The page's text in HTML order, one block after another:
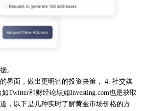
。
界面，做出更明智的投资决策， 4. 社交媒
Twitter和财经论坛如Investing.com也是获取
，以下是几种实时了解黄金市场价格的方